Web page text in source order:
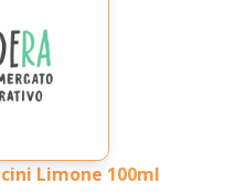
Limone 100ml